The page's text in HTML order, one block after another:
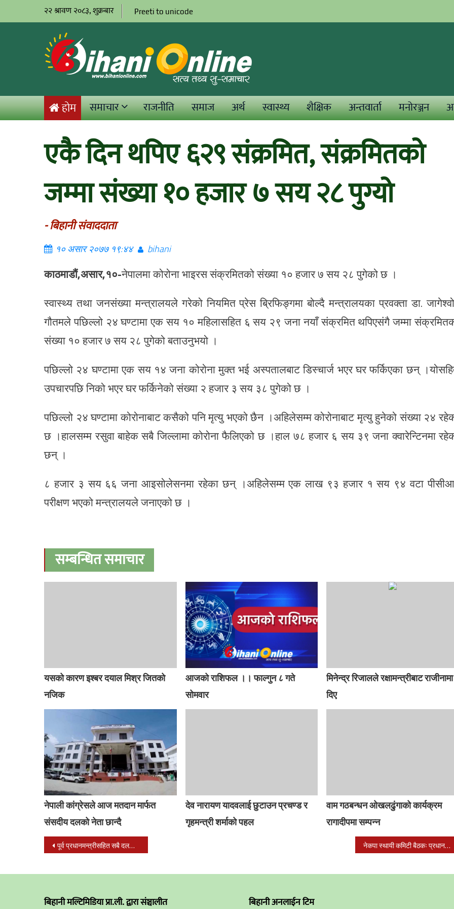
२२ श्रावण २०८३, शुक्रबार Preeti to unicode
होम समाचार राजनीति समाज अर्थ स्वास्थ्य शैक्षिक अन्तवार्ता मनोरञ्जन
एकै दिन थपिए ६२९ संक्रमित, संक्रमितको
जम्मा संख्या १० हजार ७ सय २८ पुग्यो
- बिहानी संवाददाता
१० असार २०७७ १९:४४ bihani
काठमाडौं,असार,१०-नेपालमा कोरोना भाइरस संक्रमितको संख्या १० हजार ७ सय २८ पुगेको छ ।
स्वास्थ्य तथा जनसंख्या मन्त्रालयले गरेको नियमित प्रेस ब्रिफिङ्गमा बोल्दै मन्त्रालयका प्रवक्ता डा.
गौतमले पछिल्लो २४ घण्टामा एक सय १० महिलासहित ६ सय २९ जना नयाँ संक्रमित थपिएसंगै जम्मा
संख्या १० हजार ७ सय २८ पुगेको बताउनुभयो ।
पछिल्लो २४ घण्टामा एक सय १४ जना कोरोना मुक्त भई अस्पतालबाट डिस्चार्ज भएर घर फर्किएका छन्
उपचारपछि निको भएर घर फर्किनेको संख्या २ हजार ३ सय ३८ पुगेको छ ।
पछिल्लो २४ घण्टामा कोरोनाबाट कसैको पनि मृत्यु भएको छैन ।अहिलेसम्म कोरोनाबाट मृत्यु हुनेको संख्या २४
छ ।हालसम्म रसुवा बाहेक सबै जिल्लामा कोरोना फैलिएको छ ।हाल ७८ हजार ६ सय ३९ जना क्वारेन्टिनमा
छन् ।
८ हजार ३ सय ६६ जना आइसोलेसनमा रहेका छन् ।अहिलेसम्म एक लाख ९३ हजार १ सय ९४ वटा
परीक्षण भएको मन्त्रालयले जनाएको छ ।
सम्बन्धित समाचार
यसको कारण इश्बर दयाल मिश्र जितको
नजिक
आजको राशिफल ।। फाल्गुन ८ गते
सोमवार
मिनेन्द्र रिजालले रक्षामन्त्रीबाट राजीनामा
दिए
नेपाली कांग्रेसले आज मतदान मार्फत
संसदीय दलको नेता छान्दै
देव नारायण यादवलाई छुटाउन प्रचण्ड र
गृहमन्त्री शर्माको पहल
वाम गठबन्धन ओखलढुंगाको कार्यक्रम
रागादीपमा सम्पन्न
Post
पूर्व प्रधानमन्त्रीसहित सबै दलका प्रमुखलाई राष्ट्रपतिले बोलाइन् शीतलनिवास नेकपा स्थायी कमिटी बैठकः प्रधानमन्त्री हुने सहमति छाडेर गल्ती गरें–दाहाल, बहुमतको खेल भयो–ओली
बिहानी मल्टिमिडिया प्रा.ली. द्वारा संञ्चालीत बिहानी अनलाईन टिम